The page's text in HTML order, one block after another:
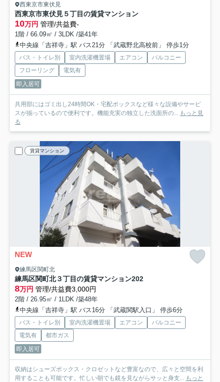
西東京市東伏見
西東京市東伏見５丁目の賃貸マンション
10万円 管理/共益費-
1階 / 66.09㎡ / 3LDK /築41年
中央線「吉祥寺」駅 バス21分 「武蔵野北高校前」 停歩1分
バス・トイレ別 室内洗濯機置場 エアコン
バルコニー
フローリング
電気有
即入居可
共用部にはゴミ出し24時間OK・宅配ボックスなど様々な設備やサービ
スが揃っているので便利です。機能充実の独立した洗面所の... もっと見
る
賃貸マンション
NEW
練馬区関町北
練馬区関町北３丁目の賃貸マンション202
8万円 管理/共益費3,000円
2階 / 26.95㎡ / 1LDK /築48年
中央線「吉祥寺」駅 バス16分 「武蔵関駅入口」 停歩6分
バス・トイレ別 室内洗濯機置場 エアコン
バルコニー
電気有
都市ガス
即入居可
収納はシューズボックス・クロゼットなど豊富なので、広々と空間を利
用することも可能です。忙しい朝でも鏡を見ながらサッと身支... もっと